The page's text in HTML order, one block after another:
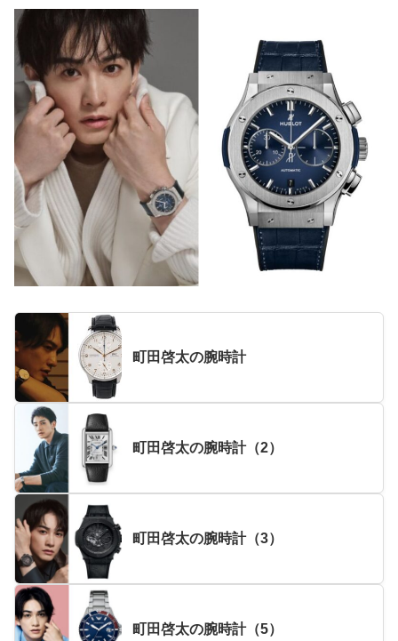
町田啓太の腕時計
町田啓太の腕時計（2）
町田啓太の腕時計（3）
町田啓太の腕時計（5）